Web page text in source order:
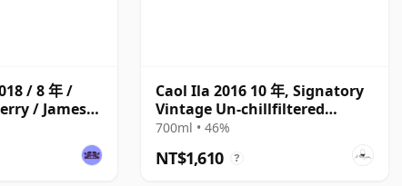
/ 8 年 /
/ James
Caol Ila 2016 10 年, Signatory
Vintage Un-chillfiltered
Collection
700ml • 46%
NT$1,610 ?